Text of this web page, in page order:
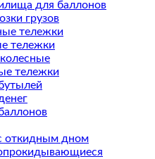
для баллонов
грузов
тележки
тележки
тележки
откидным дном